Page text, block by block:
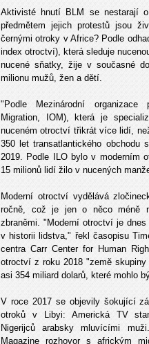
Aktivisté hnutí BLM se nestarají
předmětem jejich protestů jsou
černými otroky v Africe? Podle
index otroctví), která sleduje
nucené sňatky, žije v současné
milionu mužů, žen a dětí.
"Podle Mezinárodní organizace
Migration, IOM), která je
nuceném otroctví třikrát více lidí,
350 let transatlantického obchodu
2019. Podle ILO bylo v moderním
15 milionů lidí žilo v nucených
Moderní otroctví vydělává
ročně, což je jen o něco méně
zbraněmi. "Moderní otroctví je
v historii lidstva," řekl časopisu
centra Carr Center for Human
otroctví z roku 2018 "země
asi 354 miliard dolarů, které mohlo
V roce 2017 se objevily šokující
otroků v Libyi: Americká TV
Nigerijců arabsky mluvícími
Magazine rozhovor s africkým